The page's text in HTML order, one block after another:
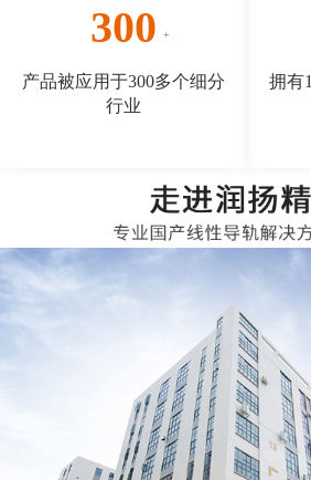
300
产品被应用于300多个细分
行业
拥有